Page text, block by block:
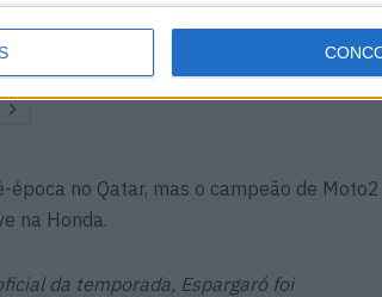
7 AGOSTO, 2026
no Qatar, mas o campeão de Moto2
na Honda.
da temporada, Espargaró foi